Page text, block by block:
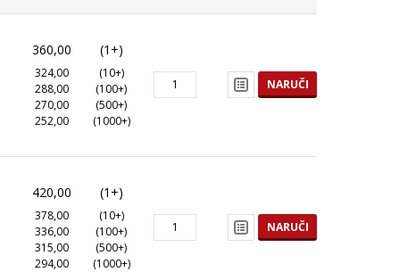
360,00 (1+)
324,00
(10+)
288,00
(100+)
270,00
(500+)
252,00
(1000+)
NARUČI
420,00 (1+)
378,00
(10+)
336,00
(100+)
315,00
(500+)
294,00
(1000+)
NARUČI